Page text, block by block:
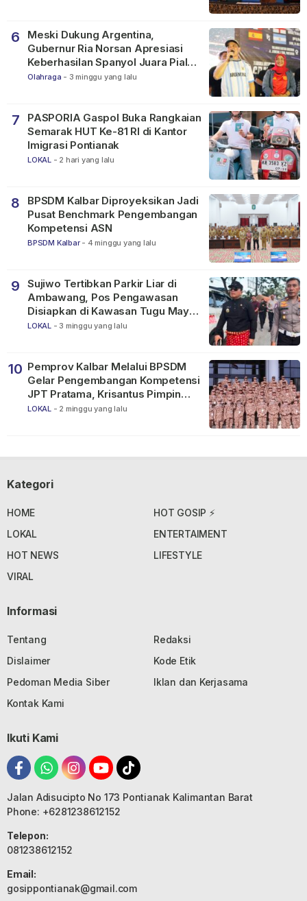
6
Meski Dukung Argentina,
Gubernur Ria Norsan Apresiasi
Keberhasilan Spanyol Juara Piala
Dunia FIFA 2026
Olahraga - 3 minggu yang lalu
7
PASPORIA Gaspol Buka Rangkaian
Semarak HUT Ke-81 RI di Kantor
Imigrasi Pontianak
LOKAL - 2 hari yang lalu
8
BPSDM Kalbar Diproyeksikan Jadi
Pusat Benchmark Pengembangan
Kompetensi ASN
BPSDM Kalbar - 4 minggu yang lalu
9
Sujiwo Tertibkan Parkir Liar di
Ambawang, Pos Pengawasan
Disiapkan di Kawasan Tugu Mayor
Alianyang
LOKAL - 3 minggu yang lalu
10 Pemprov Kalbar Melalui BPSDM
Gelar Pengembangan Kompetensi
JPT Pratama, Krisantus Pimpin
Apel Peserta
LOKAL - 2 minggu yang lalu
Kategori
HOME
HOT GOSIP ⚡
LOKAL
ENTERTAIMENT
HOT NEWS
LIFESTYLE
VIRAL
Informasi
Tentang
Redaksi
Dislaimer
Kode Etik
Pedoman Media Siber
Iklan dan Kerjasama
Kontak Kami
Ikuti Kami
Jalan Adisucipto No 173 Pontianak Kalimantan Barat
Phone: +6281238612152
Telepon:
081238612152
Email:
gosippontianak@gmail.com